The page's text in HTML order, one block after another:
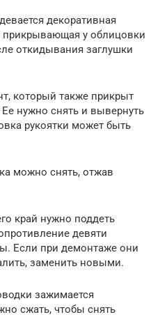
декоративная
прикрывающая у облицовки
откидывания заглушки
который также прикрыт
нужно снять и вывернуть
рукоятки может быть
можно снять, отжав
край нужно поддеть
девяти
Если при демонтаже они
заменить новыми.
зажимается
сжать, чтобы снять